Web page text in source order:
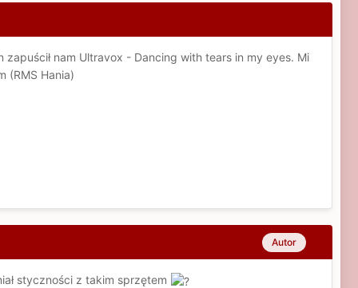
nam Ultravox - Dancing with tears in my eyes. Mi
(RMS Hania)
Autor
styczności z takim sprzętem